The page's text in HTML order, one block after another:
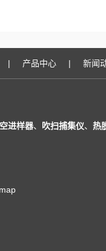
| 产品中心 | 新闻
进样器、 吹扫捕集仪、 热